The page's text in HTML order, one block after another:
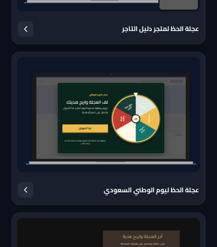
عجلة الحظ لمتجر دليل التاجر
عجلة الحظ ليوم الوطني السعودي